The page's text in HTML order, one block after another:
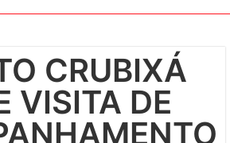
CRUBIXÁ
VISITA DE